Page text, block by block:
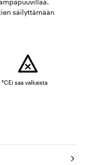
säilyttämään
Ei saa valkaista